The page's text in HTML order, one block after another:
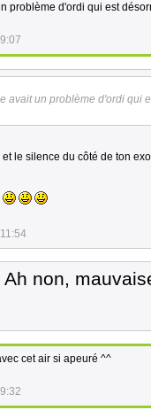
problème d'ordi qui est
avait un problème d'ordi qui
le silence du côté de ton
non,
cet air si apeuré ^^